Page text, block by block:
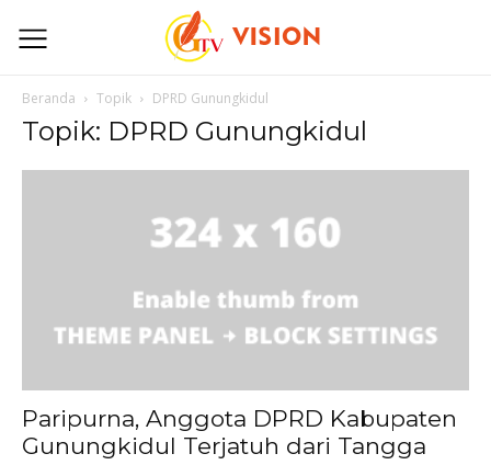
Beranda Topik DPRD Gunungkidul
Topik: DPRD Gunungkidul
Paripurna, Anggota DPRD Kabupaten
Gunungkidul Terjatuh dari Tangga